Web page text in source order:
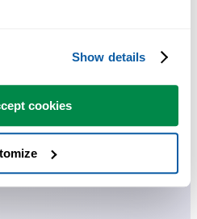
Show details
cookies
Snel en eenvoudig.
en dingen doen die Excel alleen